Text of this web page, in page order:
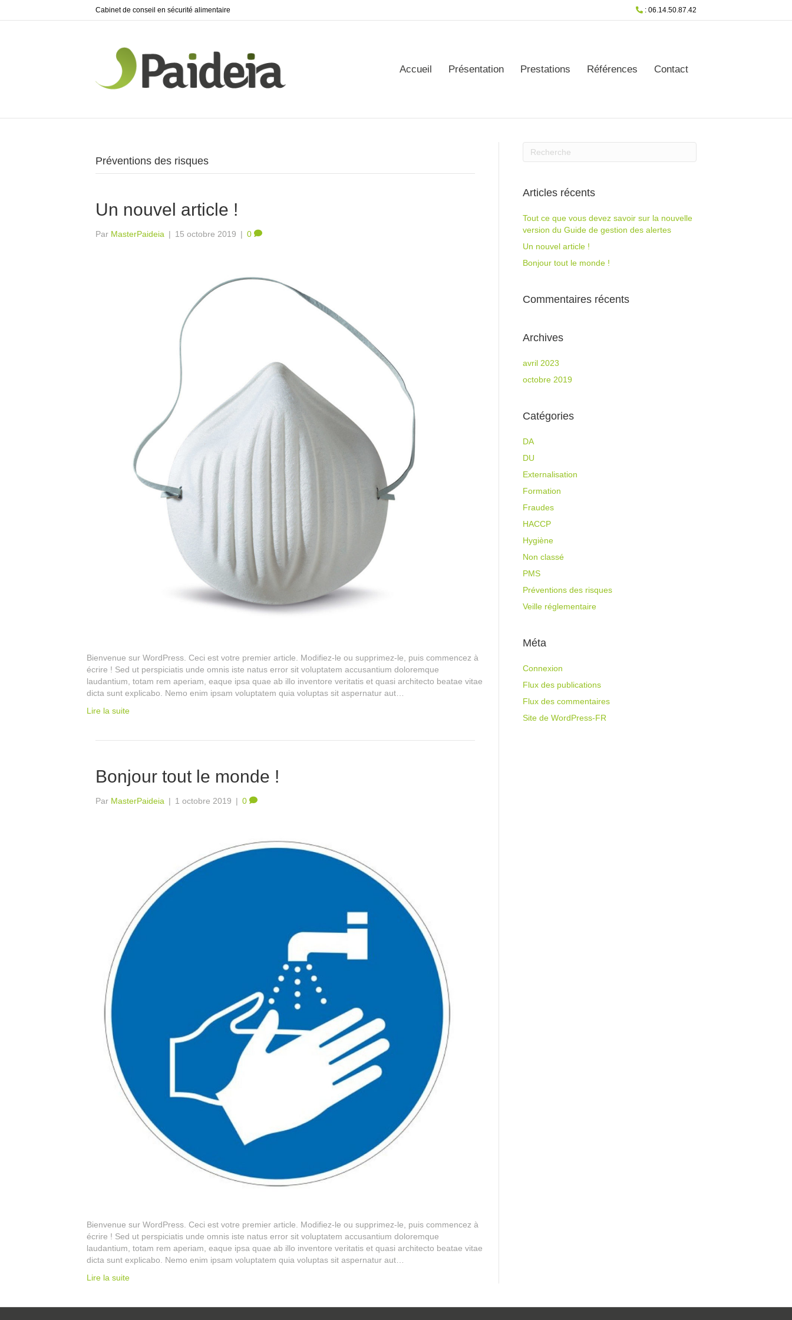
Cabinet de conseil en sécurité alimentaire : 06.14.50.87.42
Accueil Présentation Prestations Références Contact
Préventions des risques
Un nouvel article !
Par MasterPaideia | 15 octobre 2019 | 0
Bienvenue sur WordPress. Ceci est votre premier article. Modifiez-le ou supprimez-le, puis commencez à
écrire ! Sed ut perspiciatis unde omnis iste natus error sit voluptatem accusantium doloremque
laudantium, totam rem aperiam, eaque ipsa quae ab illo inventore veritatis et quasi architecto beatae vitae
dicta sunt explicabo. Nemo enim ipsam voluptatem quia voluptas sit aspernatur aut…
Lire la suite
Bonjour tout le monde !
Par MasterPaideia | 1 octobre 2019 | 0
Bienvenue sur WordPress. Ceci est votre premier article. Modifiez-le ou supprimez-le, puis commencez à
écrire ! Sed ut perspiciatis unde omnis iste natus error sit voluptatem accusantium doloremque
laudantium, totam rem aperiam, eaque ipsa quae ab illo inventore veritatis et quasi architecto beatae vitae
dicta sunt explicabo. Nemo enim ipsam voluptatem quia voluptas sit aspernatur aut…
Lire la suite
Articles récents
Tout ce que vous devez savoir sur la nouvelle
version du Guide de gestion des alertes
Un nouvel article !
Bonjour tout le monde !
Commentaires récents
Archives
avril 2023
octobre 2019
Catégories
DA
DU
Externalisation
Formation
Fraudes
HACCP
Hygiène
Non classé
PMS
Préventions des risques
Veille réglementaire
Méta
Connexion
Flux des publications
Flux des commentaires
Site de WordPress-FR